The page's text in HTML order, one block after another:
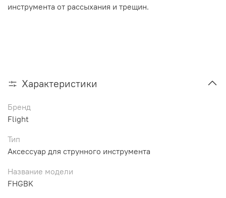
инструмента от рассыхания и трещин.
Характеристики
Бренд
Flight
Тип
Аксессуар для струнного инструмента
Название модели
FHGBK